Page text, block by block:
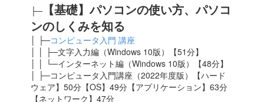
├─ 【基礎】パソコンの使い方、パソコ
ンのしくみを知る
│ ├─コンピュータ入門 講座
│ │ ├─文字入力編（Windows 10版）【51分】
│ │ └─インターネット編（Windows 10版）【48分】
│ ├─コンピュータ入門講座（2022年度版）【ハード
ウェア】50分【OS】49分【アプリケーション】63分
【ネットワーク】47分